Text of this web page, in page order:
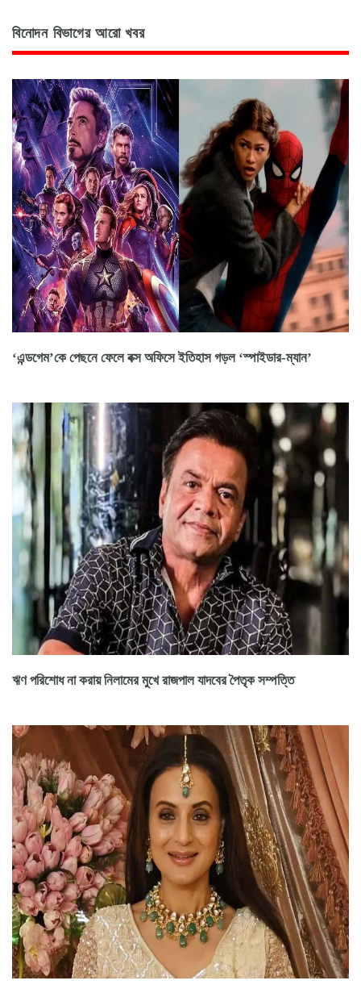
বিনোদন বিভাগের আরো খবর
‘এন্ডগেম’কে পেছনে ফেলে বক্স অফিসে ইতিহাস গড়ল ‘স্পাইডার-ম্যান’
ঋণ পরিশোধ না করায় নিলামের মুখে রাজপাল যাদবের পৈতৃক সম্পত্তি